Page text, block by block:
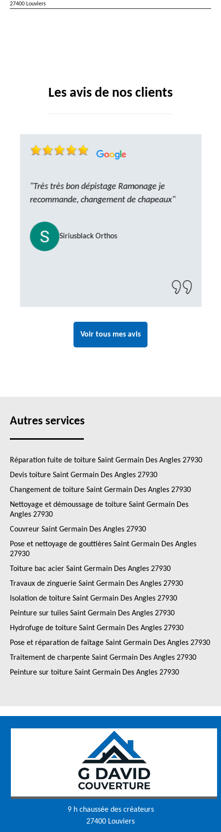
27400 Louviers
Les avis de nos clients
"Très très bon dépistage Ramonage je
recommande, changement de chapeaux"
Siriusblack Orthos
Voir tous mes avis
Autres services
Réparation fuite de toiture Saint Germain Des Angles 27930
Devis toiture Saint Germain Des Angles 27930
Changement de toiture Saint Germain Des Angles 27930
Nettoyage et démoussage de toiture Saint Germain Des
Angles 27930
Couvreur Saint Germain Des Angles 27930
Pose et nettoyage de gouttières Saint Germain Des Angles
27930
Toiture bac acier Saint Germain Des Angles 27930
Travaux de zinguerie Saint Germain Des Angles 27930
Isolation de toiture Saint Germain Des Angles 27930
Peinture sur tuiles Saint Germain Des Angles 27930
Hydrofuge de toiture Saint Germain Des Angles 27930
Pose et réparation de faîtage Saint Germain Des Angles 27930
Traitement de charpente Saint Germain Des Angles 27930
Peinture sur toiture Saint Germain Des Angles 27930
9 h chaussée des créateurs
27400 Louviers